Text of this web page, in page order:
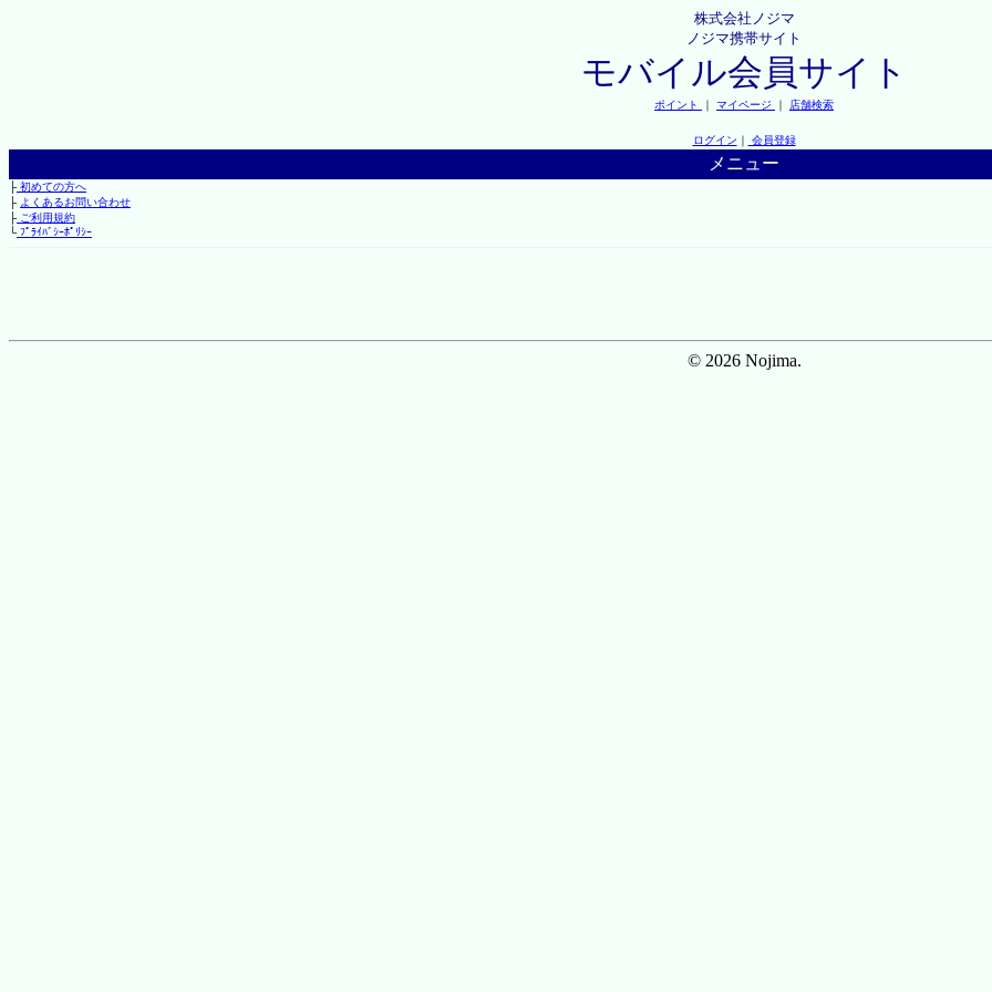
株式会社ノジマ
ノジマ携帯サイト
モバイル会員サイト
ポイント ｜ マイページ ｜ 店舗検索
ログイン ｜ 会員登録
メニュー
├初めての方へ
├ よくあるお問い合わせ
├ご利用規約
└ﾌﾟﾗｲﾊﾞｼｰﾎﾟﾘｼｰ
© 2026 Nojima.